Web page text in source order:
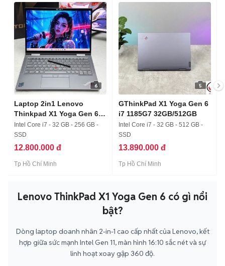
6
Laptop 2in1 Lenovo
Thinkpad X1 Yoga Gen 6
i7/32/4k
Intel Core i7 - 32 GB - 256 GB -
SSD
12.800.000 đ
Tp Hồ Chí Minh
5
GThinkPad X1 Yoga Gen 6
i7 1185G7 32GB/512GB
Intel Core i7 - 32 GB - 512 GB -
SSD
13.890.000 đ
Tp Hồ Chí Minh
Lenovo ThinkPad X1 Yoga Gen 6 có gì nổi
bật?
Dòng laptop doanh nhân 2-in-1 cao cấp nhất của Lenovo, kết
hợp giữa sức mạnh Intel Gen 11, màn hình 16:10 sắc nét và sự
linh hoạt xoay gập 360 độ.